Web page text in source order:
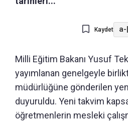
Kaydet a-
Milli Eğitim Bakanı Yusuf
yayımlanan genelgeyle
müdürlüğüne gönderilen
duyuruldu. Yeni takvim
öğretmenlerin mesleki